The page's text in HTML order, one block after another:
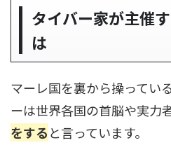
タイバー家が主催
は
マーレ国を裏から操ってい
ーは世界各国の首脳や実力
をすると言っています。